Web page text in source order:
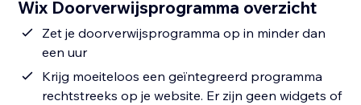
Wix Doorverwijsprogramma overzicht
Zet je doorverwijsprogramma op in minder dan
een uur
Krijg moeiteloos een geïntegreerd programma
rechtstreeks op je website. Er zijn geen widgets of